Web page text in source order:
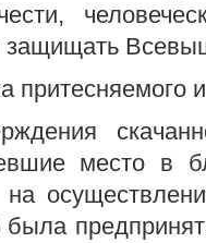
защищать
притесняемого
место в